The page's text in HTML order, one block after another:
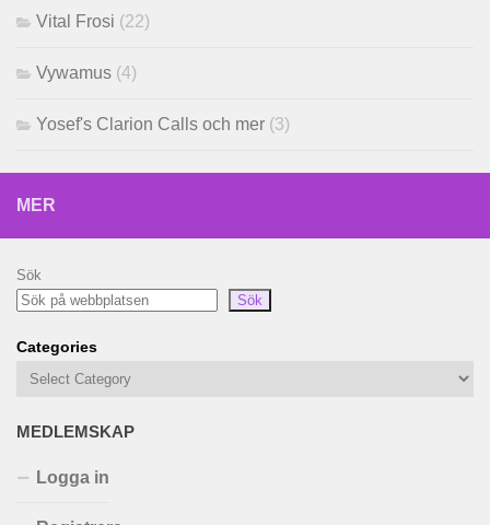
Vital Frosi (22)
Vywamus (4)
Yosef's Clarion Calls och mer (3)
MER
Sök
Sök
Categories
MEDLEMSKAP
Logga in